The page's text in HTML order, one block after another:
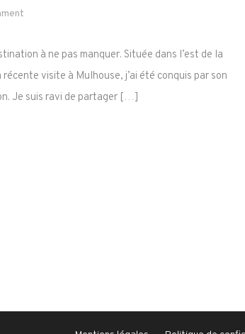
on
Mulhouse
Aventure
à ne pas manquer. Située dans l’est de la
visite à Mulhouse, j’ai été conquis par son
Je suis ravi de partager […]